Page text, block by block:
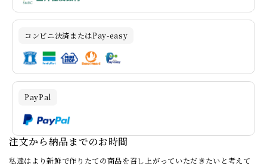
コンビニ決済またはPay-easy
PayPal
注文から納品までのお時間
私達はより新鮮で作りたての商品を召し上がっていただきたいと考えて